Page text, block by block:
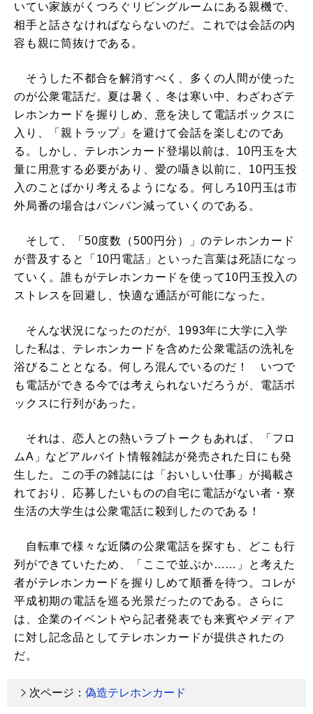
いてい家族がくつろぐリビングルームにある親機で、
相手と話さなければならないのだ。これでは会話の内
容も親に筒抜けである。
そうした不都合を解消すべく、多くの人間が使った
のが公衆電話だ。夏は暑く、冬は寒い中、わざわざテ
レホンカードを握りしめ、意を決して電話ボックスに
入り、「親トラップ」を避けて会話を楽しむのであ
る。しかし、テレホンカード登場以前は、10円玉を大
量に用意する必要があり、愛の囁き以前に、10円玉投
入のことばかり考えるようになる。何しろ10円玉は市
外局番の場合はバンバン減っていくのである。
そして、「50度数（500円分）」のテレホンカード
が普及すると「10円電話」といった言葉は死語になっ
ていく。誰もがテレホンカードを使って10円玉投入の
ストレスを回避し、快適な通話が可能になった。
そんな状況になったのだが、1993年に大学に入学
した私は、テレホンカードを含めた公衆電話の洗礼を
浴びることとなる。何しろ混んでいるのだ！ いつで
も電話ができる今では考えられないだろうが、電話ボ
ックスに行列があった。
それは、恋人との熱いラブトークもあれば、「フロ
ムA」などアルバイト情報雑誌が発売された日にも発
生した。この手の雑誌には「おいしい仕事」が掲載さ
れており、応募したいものの自宅に電話がない者・寮
生活の大学生は公衆電話に殺到したのである！
自転車で様々な近隣の公衆電話を探すも、どこも行
列ができていたため、「ここで並ぶか……」と考えた
者がテレホンカードを握りしめて順番を待つ。コレが
平成初期の電話を巡る光景だったのである。さらに
は、企業のイベントやら記者発表でも来賓やメディア
に対し記念品としてテレホンカードが提供されたの
だ。
次ページ： 偽造テレホンカード